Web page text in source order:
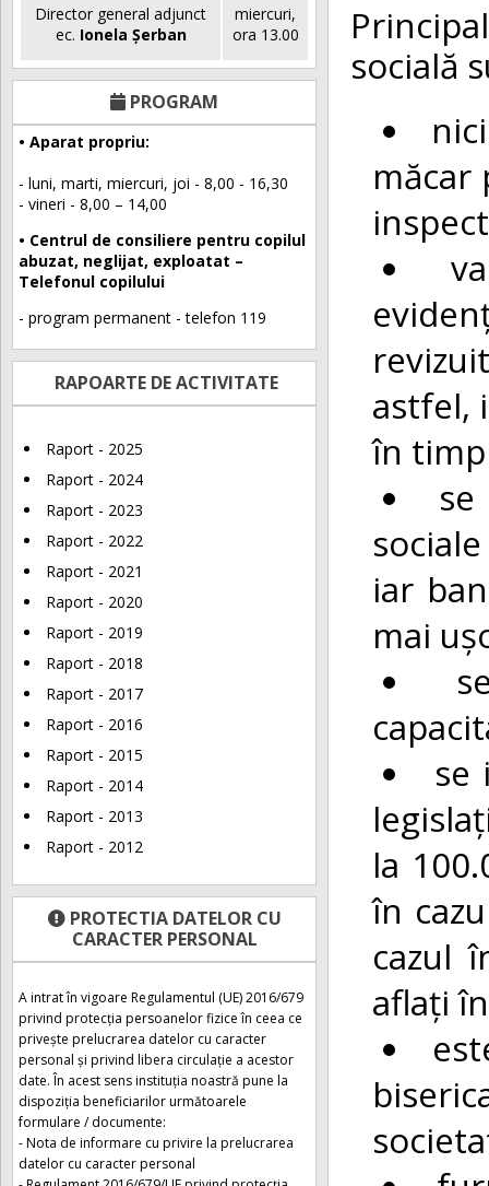
Director general adjunct
ec. Ionela Șerban
miercuri,
ora 13.00
PROGRAM
• Aparat propriu:
- luni, marti, miercuri, joi - 8,00 - 16,30
- vineri - 8,00 – 14,00
• Centrul de consiliere pentru copilul
abuzat, neglijat, exploatat –
Telefonul copilului
- program permanent - telefon 119
RAPOARTE DE ACTIVITATE
Raport - 2025
Raport - 2024
Raport - 2023
Raport - 2022
Raport - 2021
Raport - 2020
Raport - 2019
Raport - 2018
Raport - 2017
Raport - 2016
Raport - 2015
Raport - 2014
Raport - 2013
Raport - 2012
PROTECTIA DATELOR CU
CARACTER PERSONAL
A intrat în vigoare Regulamentul (UE) 2016/679
privind protecția persoanelor fizice în ceea ce
privește prelucrarea datelor cu caracter
personal și privind libera circulație a acestor
date. În acest sens instituția noastră pune la
dispoziția beneficiarilor următoarele
formulare / documente:
- Nota de informare cu privire la prelucrarea
datelor cu caracter personal
socială
măcar
astfel,
în
iar
mai
se
la
în
cazul
aflați